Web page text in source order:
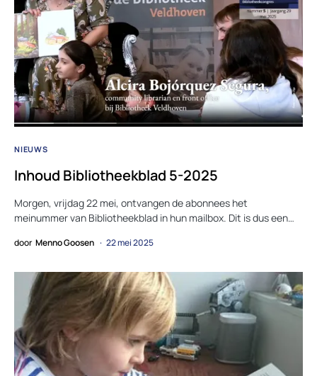
NIEUWS
Inhoud Bibliotheekblad 5-2025
Morgen, vrijdag 22 mei, ontvangen de abonnees het
meinummer van Bibliotheekblad in hun mailbox. Dit is dus een…
door Menno Goosen 22 mei 2025